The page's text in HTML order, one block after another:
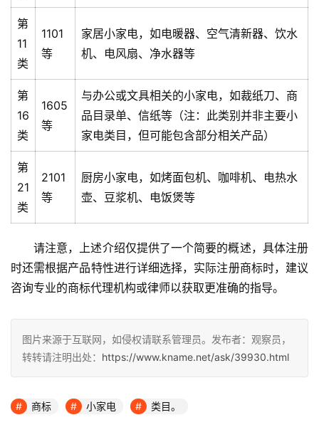
第
11
类
1101
等
家居小家电，如电暖器、空气清新器、饮水
机、电风扇、净水器等
第
16
类
1605
等
与办公或文具相关的小家电，如裁纸刀、商
品目录单、信纸等（注：此类别并非主要小
家电类目，但可能包含部分相关产品）
第
21
类
2101
等
厨房小家电，如烤面包机、咖啡机、电热水
壶、豆浆机、电饭煲等
请注意，上述介绍仅提供了一个简要的概述，具体注册
时还需根据产品特性进行详细选择，实际注册商标时，建议
咨询专业的商标代理机构或律师以获取更准确的指导。
图片来源于互联网，如侵权请联系管理员。发布者：观察员，
转转请注明出处： https://www.kname.net/ask/39930.html
商标 小家电 类目。